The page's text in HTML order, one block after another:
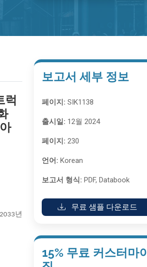
럭
년
보고서 세부 정보
페이지: SIK1138
출시일: 12월 2024
페이지: 230
언어: Korean
보고서 형식: PDF, Databook
무료 샘플 다운로드
15% 무료 커스터마이